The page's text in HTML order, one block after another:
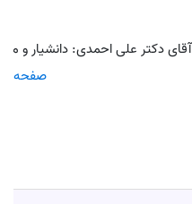
آقای دکتر علی احمدی: دانشیار
صفحه